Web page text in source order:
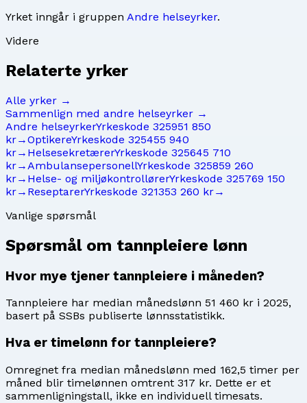
Yrket inngår i gruppen Andre helseyrker.
Videre
Relaterte yrker
Alle yrker →
Sammenlign med andre helseyrker →
Andre helseyrkerYrkeskode 325951 850
kr→OptikereYrkeskode 325455 940
kr→ HelsesekretærerYrkeskode 325645 710
kr→ AmbulansepersonellYrkeskode 325859 260
kr→ Helse- og miljøkontrollørerYrkeskode 325769 150
kr→ ReseptarerYrkeskode 321353 260 kr→
Vanlige spørsmål
Spørsmål om tannpleiere lønn
Hvor mye tjener tannpleiere i måneden?
Tannpleiere har median månedslønn 51 460 kr i 2025,
basert på SSBs publiserte lønnsstatistikk.
Hva er timelønn for tannpleiere?
Omregnet fra median månedslønn med 162,5 timer per
måned blir timelønnen omtrent 317 kr. Dette er et
sammenligningstall, ikke en individuell timesats.